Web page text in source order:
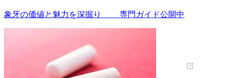
象牙の価値と魅力を深掘り 専門ガイド公開中